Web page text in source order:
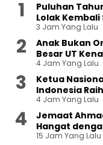
Puluhan
Lolak
3 Jam Yang Lalu
Anak Bukan
Besar UT
4 Jam Yang Lalu
Ketua
Indonesia
Terbuka
4 Jam Yang Lalu
Jemaat
Hangat
15 Jam Yang Lalu